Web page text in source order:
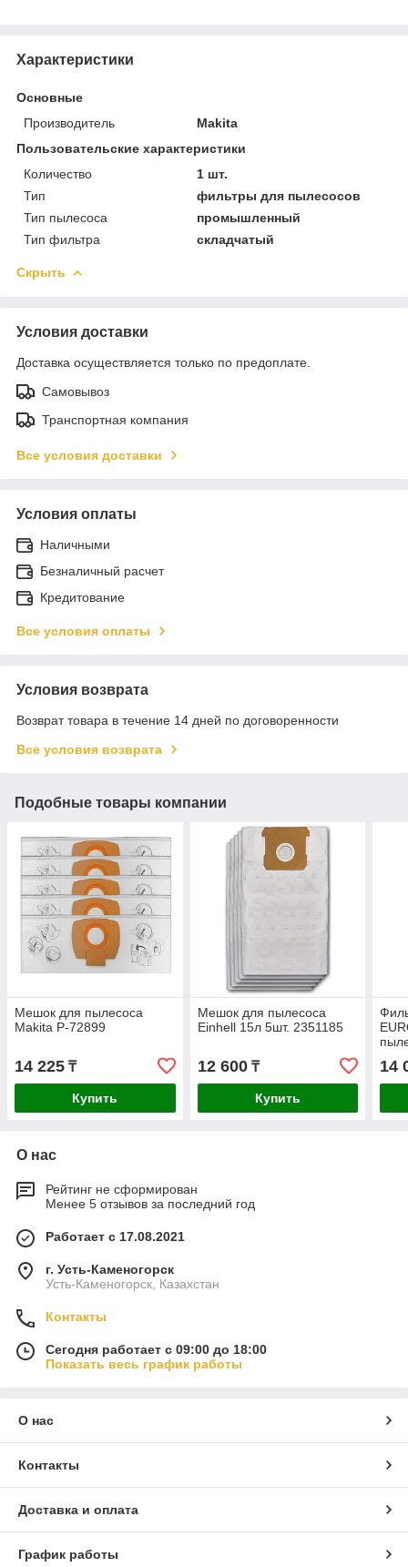
Характеристики
Основные
Производитель
Makita
Пользовательские характеристики
Количество
1 шт.
Тип
фильтры для пылесосов
Тип пылесоса
промышленный
Тип фильтра
складчатый
Скрыть
Условия доставки
Доставка осуществляется только по предоплате.
Самовывоз
Транспортная компания
Все условия доставки
Условия оплаты
Наличными
Безналичный расчет
Кредитование
Все условия оплаты
Условия возврата
Возврат товара в течение 14 дней по договоренности
Все условия возврата
Подобные товары компании
Мешок для пылесоса
Makita P-72899
14 225 ₸
Купить
Мешок для пылесоса
Einhell 15л 5шт. 2351185
12 600₸
Купить
14
О нас
Рейтинг не сформирован
Менее 5 отзывов за последний год
Работает с 17.08.2021
г. Усть-Каменогорск
Усть-Каменогорск, Казахстан
Контакты
Сегодня работает с 09:00 до 18:00
Показать весь график работы
О нас
Контакты
Доставка и оплата
График работы